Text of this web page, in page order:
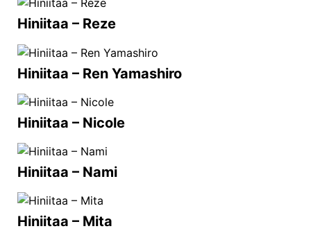
Hiniitaa – Reze
Hiniitaa – Ren Yamashiro
Hiniitaa – Nicole
Hiniitaa – Nami
Hiniitaa – Mita